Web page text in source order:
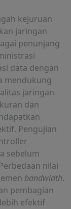
kejuruan
jaringan
penunjang
data dengan
mendukung
jaringan
dan
Pengujian
sebelum
nilai
bandwidth.
pembagian
efektif